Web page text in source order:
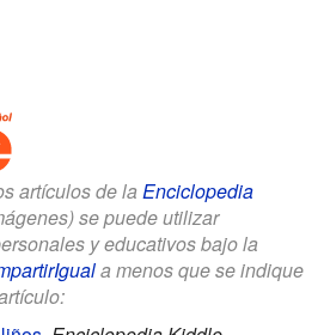
artículos de la Enciclopedia
se puede utilizar
y educativos bajo la
a menos que se indique